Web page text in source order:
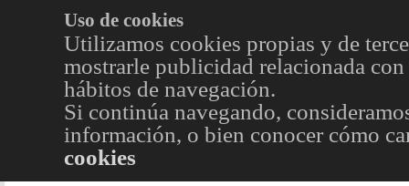
Uso de cookies
Utilizamos cookies propias y de
mostrarle publicidad relacionada
hábitos de navegación.
Si continúa navegando,
información, o bien conocer cómo
cookies